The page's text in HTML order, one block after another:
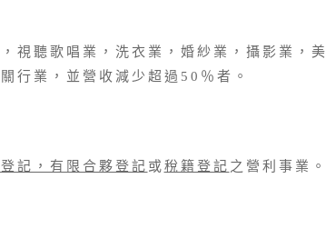
視聽歌唱業，洗衣業，婚紗業，攝影業，美
行業，並營收減少超過50％者。
記，有限合夥登記 或稅籍登記 之營利事業。